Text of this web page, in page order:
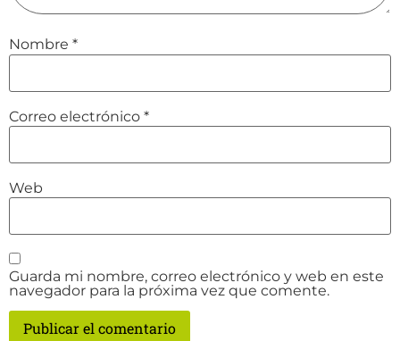
Nombre *
Correo electrónico *
Web
Guarda mi nombre, correo electrónico y web en este
navegador para la próxima vez que comente.